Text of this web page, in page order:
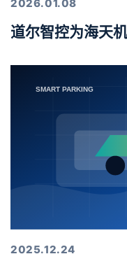
2026.01.08
道尔智控为海天
2025.12.24